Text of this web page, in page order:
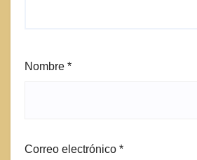
Nombre *
Correo electrónico *